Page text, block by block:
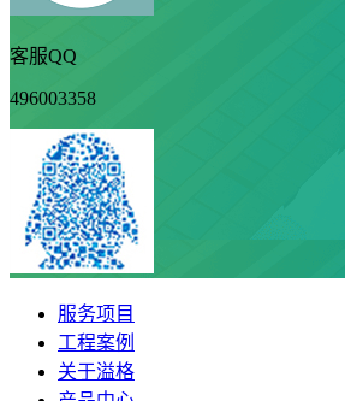
客服QQ
496003358
服务项目
工程案例
关于溢格